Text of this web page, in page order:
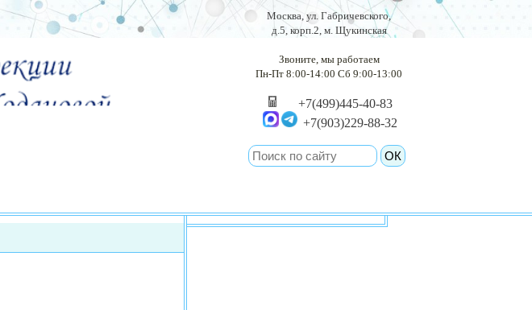
Москва, ул. Габричевского,
д.5, корп.2, м. Щукинская
Звоните, мы работаем
Пн-Пт 8:00-14:00 Сб 9:00-13:00
+7(499)445-40-83
+7(903)229-88-32